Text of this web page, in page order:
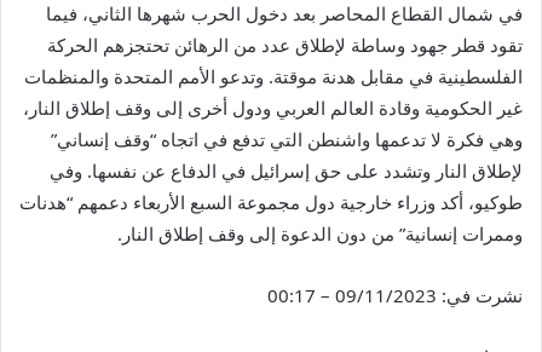
في شمال القطاع المحاصر بعد دخول الحرب شهرها الثاني، فيما
تقود قطر جهود وساطة لإطلاق عدد من الرهائن تحتجزهم الحركة
الفلسطينية في مقابل هدنة موقتة. وتدعو الأمم المتحدة والمنظمات
غير الحكومية وقادة العالم العربي ودول أخرى إلى وقف إطلاق النار،
وهي فكرة لا تدعمها واشنطن التي تدفع في اتجاه “وقف إنساني”
لإطلاق النار وتشدد على حق إسرائيل في الدفاع عن نفسها. وفي
طوكيو، أكد وزراء خارجية دول مجموعة السبع الأربعاء دعمهم “هدنات
وممرات إنسانية” من دون الدعوة إلى وقف إطلاق النار.
نشرت في: 09/11/2023 – 00:17